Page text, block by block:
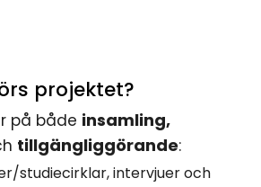
projektet?
på både insamling,
tillgängliggörande:
studiecirklar, intervjuer och